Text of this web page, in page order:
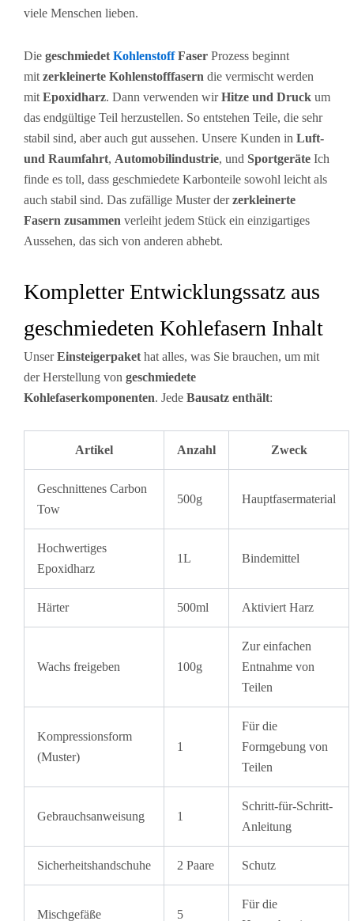
viele Menschen lieben.
Die geschmiedet KohlenstoffFaser Prozess beginnt
mit zerkleinerte Kohlenstofffasern die vermischt werden
mit Epoxidharz. Dann verwenden wirHitze und Druck um
das endgültige Teil herzustellen. So entstehen Teile, die sehr
stabil sind, aber auch gut aussehen. Unsere Kunden in Luft-
und Raumfahrt, Automobilindustrie, und Sportgeräte Ich
finde es toll, dass geschmiedete Karbonteile sowohl leicht als
auch stabil sind. Das zufällige Muster derzerkleinerte
Fasern zusammen verleiht jedem Stück ein einzigartiges
Aussehen, das sich von anderen abhebt.
Kompletter Entwicklungssatz aus
geschmiedeten Kohlefasern Inhalt
UnserEinsteigerpaket hat alles, was Sie brauchen, um mit
der Herstellung von geschmiedete
Kohlefaserkomponenten. Jede Bausatz enthält:
Artikel Anzahl Zweck
Geschnittenes Carbon
Tow
500g Hauptfasermaterial
Hochwertiges
Epoxidharz
1L Bindemittel
Härter 500ml Aktiviert Harz
Wachs freigeben 100g
Zur einfachen
Entnahme von
Teilen
Kompressionsform
(Muster)
1
Für die
Formgebung von
Teilen
Gebrauchsanweisung 1
Schritt-für-Schritt-
Anleitung
Sicherheitshandschuhe 2 Paare Schutz
Mischgefäße 5
Für die